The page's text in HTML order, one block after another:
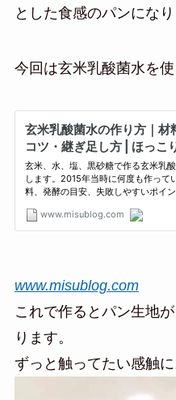
とした食感のパンになり
今回は玄米乳酸菌水を
www.misublog.com
これで作るとパン生地
ります。
ずっと触ってたい感触に